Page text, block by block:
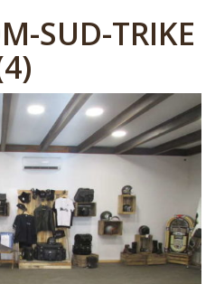
SUD-TRIKE